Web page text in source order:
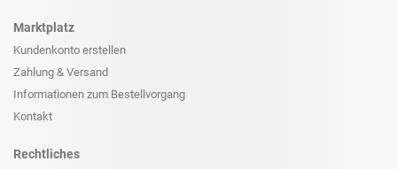
Marktplatz
Kundenkonto erstellen
Zahlung & Versand
Informationen zum Bestellvorgang
Kontakt
Rechtliches